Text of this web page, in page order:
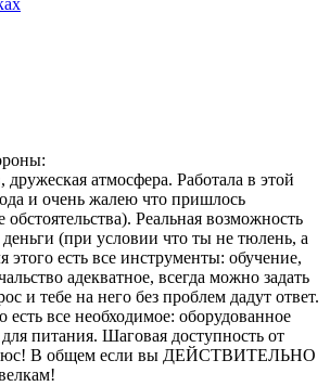
атмосфера. Работала в этой
и очень жалею что пришлось
Реальная возможность
деньги (при условии что ты не тюлень, а
этого есть все инструменты: обучение,
адекватное, всегда можно задать
и тебе на него без проблем дадут ответ.
все необходимое: оборудованное
питания. Шаговая доступность от
В общем если вы ДЕЙСТВИТЕЛЬНО